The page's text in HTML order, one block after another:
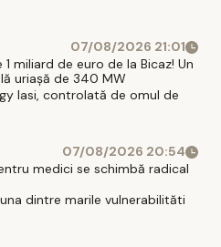
07/08/2026 21:01
miliard de euro de la Bicaz! Un
uriașă de 340 MW
Iasi, controlată de omul de
07/08/2026 20:54
medici se schimbă radical
dintre marile vulnerabilităti